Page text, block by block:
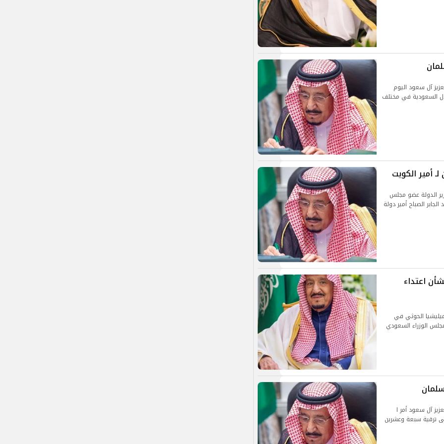
آل سعود اليوم
ا بوزارة العدل السعودية في مختلف
أمير الكويت
الدولة عضو مجلس
الصباح أمير دولة
اعتداء
ميليشيا الحوثي في
الوزراء السعودي
آل سعود أمر ا
ترقية سبعة وعشرين